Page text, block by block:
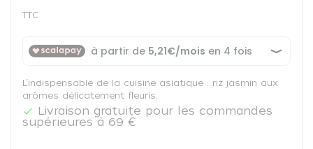
TTC
L’indispensable de la cuisine asiatique : riz jasmin aux
arômes délicatement fleuris.

Livraison gratuite pour les commandes
supérieures à 69 €